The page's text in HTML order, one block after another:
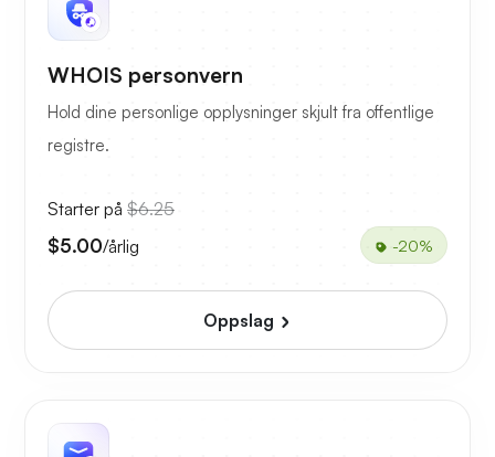
WHOIS personvern
Hold dine personlige opplysninger skjult fra offentlige
registre.
Starter på $6.25
$5.00/årlig -20%
Oppslag